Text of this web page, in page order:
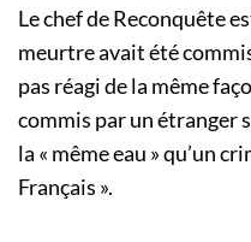
Le chef de Reconquête
meurtre avait été
pas réagi de la même
commis par un étranger
la « même eau » qu’un
Français ».